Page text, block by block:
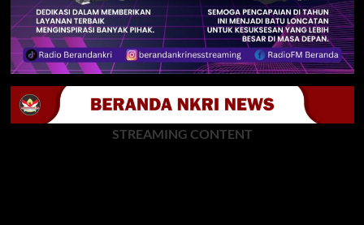
STREAMING CONTENT